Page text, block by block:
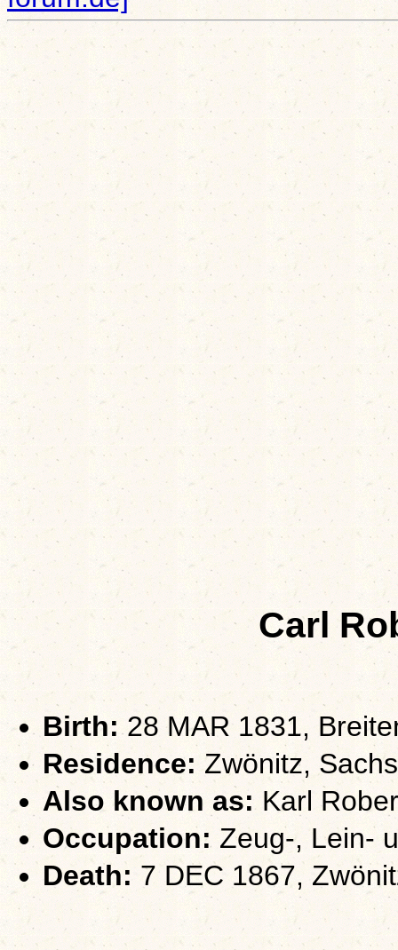
Carl
Birth:28 MAR 1831,
Residence: Zwönitz,
Also known as:Karl
Occupation: Zeug-, Lein-
Death: 7 DEC 1867,